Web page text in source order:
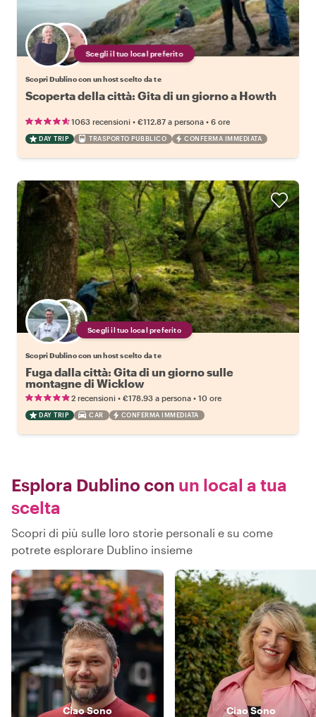
Scegli il tuo local preferito
Scopri Dublino con un host scelto da te
Scoperta della città: Gita di un giorno a Howth
1063 recensioni • €112.87 a persona • 6 ore
DAY TRIP TRASPORTO PUBBLICO CONFERMA IMMEDIATA
Scegli il tuo local preferito
Scopri Dublino con un host scelto da te
Fuga dalla città: Gita di un giorno sulle
montagne di Wicklow
2 recensioni • €178.93 a persona • 10 ore
DAY TRIP CAR CONFERMA IMMEDIATA
Esplora Dublino con un local a tua
scelta
Scopri di più sulle loro storie personali e su come
potrete esplorare Dublino insieme
CiaoSono CiaoSono